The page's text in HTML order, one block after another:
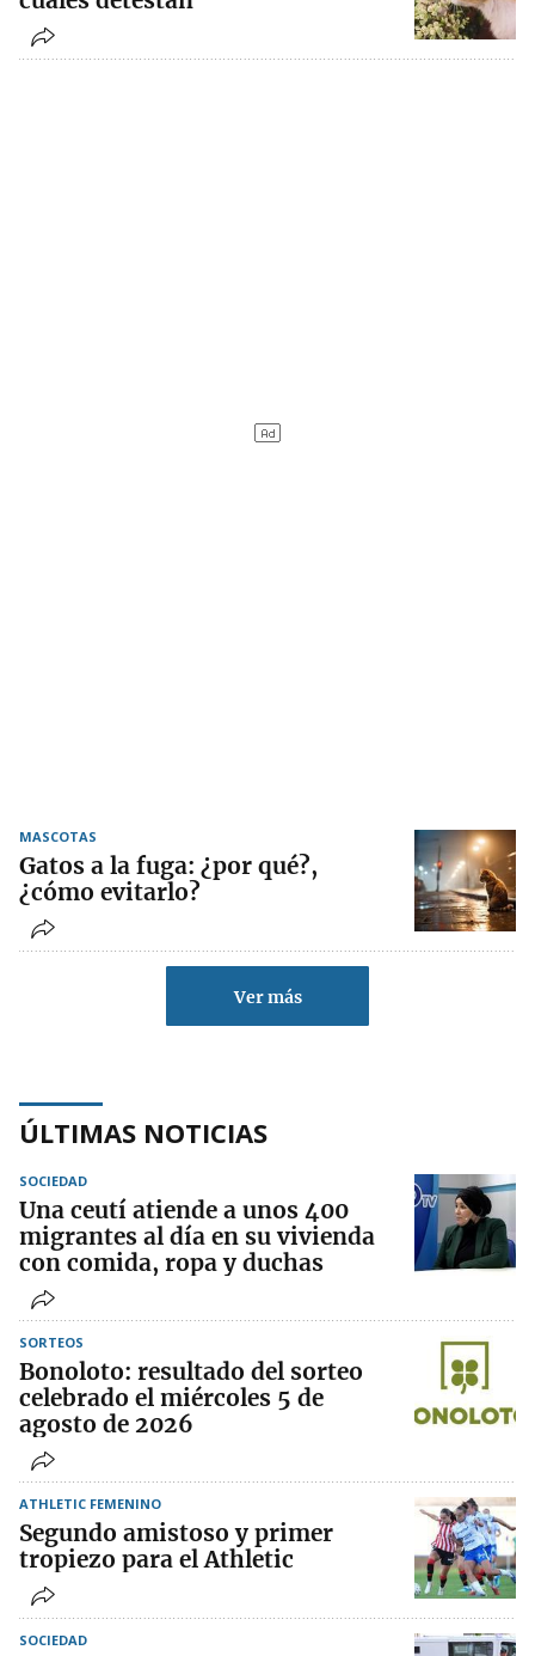
MASCOTAS
Gatos a la fuga: ¿por qué?,
¿cómo evitarlo?
Ver más
ÚLTIMAS NOTICIAS
SOCIEDAD
Una ceutí atiende a unos 400
migrantes al día en su vivienda
con comida, ropa y duchas
SORTEOS
Bonoloto: resultado del sorteo
celebrado el miércoles 5 de
agosto de 2026
ATHLETIC FEMENINO
Segundo amistoso y primer
tropiezo para el Athletic
SOCIEDAD